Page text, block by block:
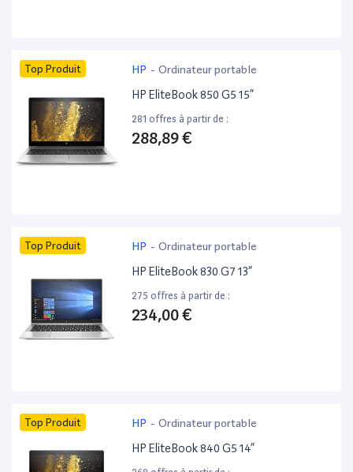
Top Produit HP - Ordinateur portable
HP EliteBook 850 G5 15”
281 offres à partir de :
288,89 €
Top Produit HP - Ordinateur portable
HP EliteBook 830 G7 13”
275 offres à partir de :
234,00 €
Top Produit HP - Ordinateur portable
HP EliteBook 840 G5 14”